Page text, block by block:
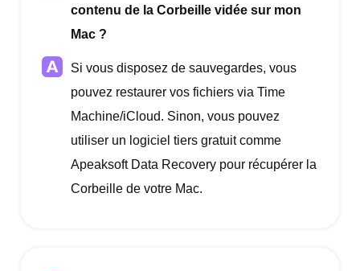
contenu de la Corbeille vidée sur mon
Mac ?
Si vous disposez de sauvegardes, vous
pouvez restaurer vos fichiers via Time
Machine/iCloud. Sinon, vous pouvez
utiliser un logiciel tiers gratuit comme
Apeaksoft Data Recovery pour récupérer la
Corbeille de votre Mac.